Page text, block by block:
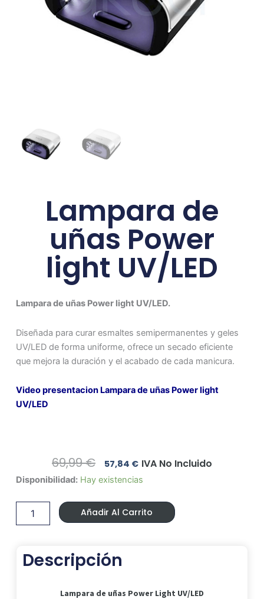
Lampara de
uñas Power
light UV/LED
Lampara de uñas Power light UV/LED.
Diseñada para curar esmaltes semipermanentes y geles
UV/LED de forma uniforme, ofrece un secado eficiente
que mejora la duración y el acabado de cada manicura.
Video presentacion Lampara de uñas Power light
UV/LED
69,99€ El
Precio
Original
Era:
69,99 €.
57,84 €El
Precio
Actual
Es:
57,84 €.
IVA No Incluido
Disponibilidad: Hay existencias
Lampara
uñas
Power
light
Añadir Al Carrito
Descripción
Lampara de uñas Power Light UV/LED